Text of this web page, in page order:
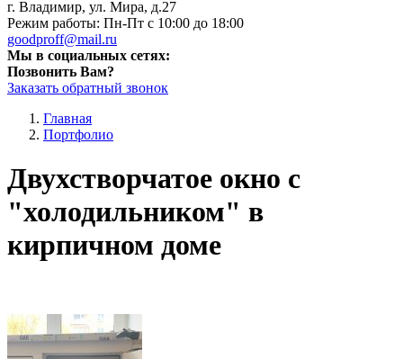
г. Владимир, ул. Мира, д.27
Режим работы: Пн-Пт с 10:00 до 18:00
goodproff@mail.ru
Мы в социальных сетях:
Позвонить Вам?
Заказать обратный звонок
Главная
Портфолио
Двухстворчатое окно с
"холодильником" в
кирпичном доме